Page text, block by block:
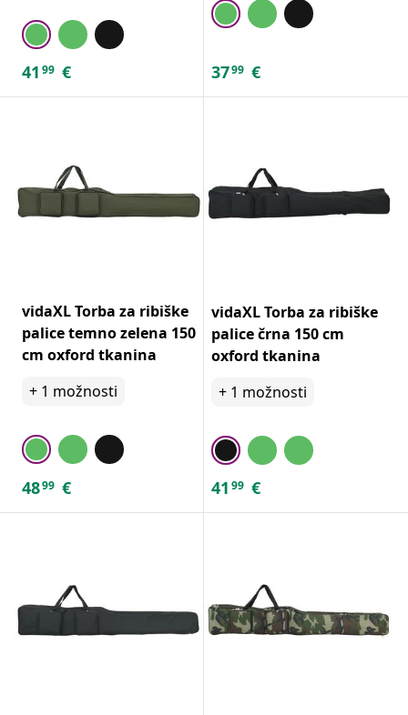
41 99 € 3799 €
vidaXL Torba za ribiške
palice temno zelena 150
cm oxford tkanina
+ 1 možnosti
4899 €
vidaXL Torba za ribiške
palice črna 150 cm
oxford tkanina
+ 1 možnosti
41 99 €